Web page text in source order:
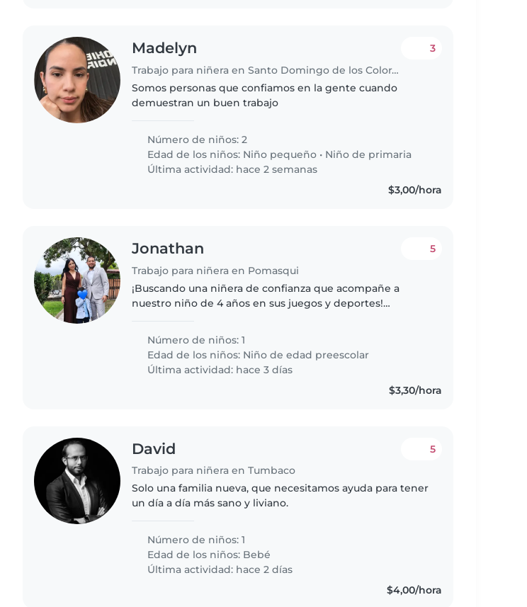
Madelyn
Trabajo para niñera en Santo Domingo de los Colorados
3
Somos personas que confiamos en la gente cuando
demuestran un buen trabajo
Número de niños: 2
Edad de los niños: Niño pequeño • Niño de primaria
Última actividad: hace 2 semanas
$3,00/hora
Jonathan
Trabajo para niñera en Pomasqui
5
¡Buscando una niñera de confianza que acompañe a
nuestro niño de 4 años en sus juegos y deportes!
Número de niños: 1
Edad de los niños: Niño de edad preescolar
Última actividad: hace 3 días
$3,30/hora
David
Trabajo para niñera en Tumbaco
5
Solo una familia nueva, que necesitamos ayuda para tener
un día a día más sano y liviano.
Número de niños: 1
Edad de los niños: Bebé
Última actividad: hace 2 días
$4,00/hora